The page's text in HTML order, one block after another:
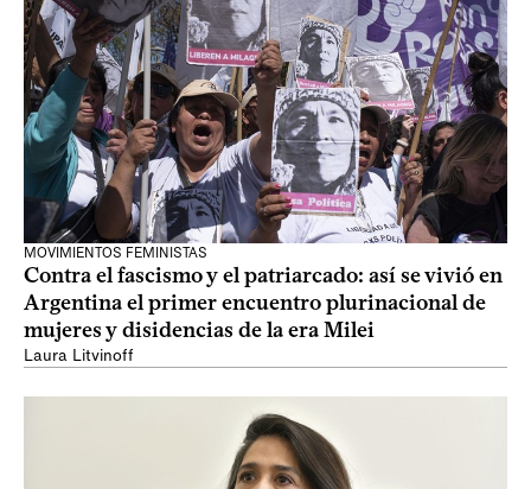
MOVIMIENTOS FEMINISTAS
Contra el fascismo y el patriarcado: así se vivió en
Argentina el primer encuentro plurinacional de
mujeres y disidencias de la era Milei
Laura Litvinoff